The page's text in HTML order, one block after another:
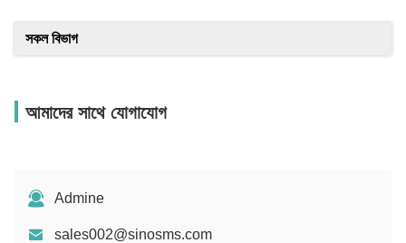
সকল বিভাগ
আমাদের সাথে যোগাযোগ
Admine
sales002@sinosms.com